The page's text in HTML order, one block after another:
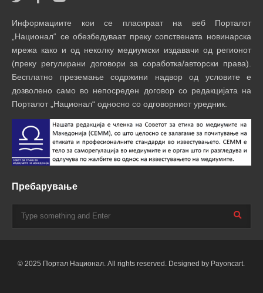
Информациите кои се пласираат на веб Порталот
„Национал“ се обезбедуваат преку сопствената новинарска
мрежа како и од неколку медиумски издавачи од регионот
(преку регулирани договори за соработка/авторски права).
Бесплатно преземање содржини надвор од условите е
дозволено само во непосреден договор со редакцијата на
Порталот „Национал“ односно со одговорниот уредник.
Пребарување
© 2025 Портал Национал. All rights reserved. Designed by Payoncart.